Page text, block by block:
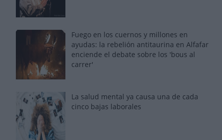
Fuego en los cuernos y millones en
ayudas: la rebelión antitaurina en Alfafar
enciende el debate sobre los 'bous al
carrer'
La salud mental ya causa una de cada
cinco bajas laborales